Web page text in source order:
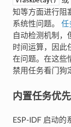
知等方面进行阻
系统性问题。 任
自动检测机制，
时间运算，因此
在问题。在这些
禁用任务看门狗
内置任务优
ESP-IDF 启动的